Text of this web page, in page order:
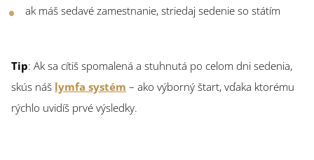
ak máš sedavé zamestnanie, striedaj sedenie so státím
Tip: Ak sa cítiš spomalená a stuhnutá po celom dni sedenia,
skús náš lymfa systém – ako výborný štart, vďaka ktorému
rýchlo uvidíš prvé výsledky.